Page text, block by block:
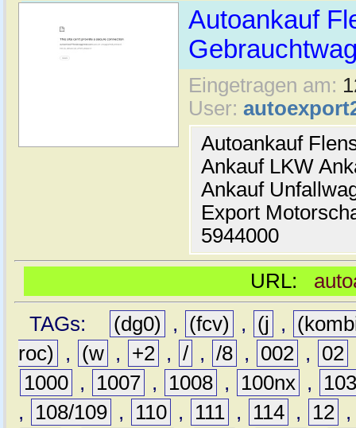
Autoankauf
Eingetragen am:
User:
Autoankauf
Ankauf LKW
Ankauf
Export
5944000
URL:
TAGs:
(dg0) , (fcv) , (j ,
roc)
, (w , +2 , / , /8 , 002 , 02
1000 , 1007 , 1008 , 100nx ,
,
108/109 , 110 , 111 , 114 , 12